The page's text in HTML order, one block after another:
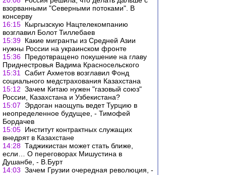
взорванными "Северными потоками". В
консерву
16:15 Кыргызскую Нацтелекомпанию
возглавил Болот Тиллебаев
15:39 Какие мигранты из Средней Азии
нужны России на украинском фронте
15:36 Предотвращено покушение на главу
Приднестровья Вадима Красносельского
15:31
Сабит Ахметов возглавил Фонд
социального медстрахования Казахстана
15:12 Зачем Китаю нужен "газовый союз"
России, Казахстана и Узбекистана?
15:07
Эрдоган наощупь ведет Турцию в
неопределенное будущее, - Тимофей
Бордачев
15:05 Институт контрактных служащих
внедрят в Казахстане
14:28 Таджикистан может стать ближе,
если… О переговорах Мишустина в
Душанбе, - В.Бурт
14:03 Зачем Грузии очередная революция, -